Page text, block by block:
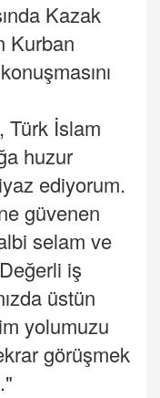
Kazak
Kurban
Türk İslam
huzur
ediyorum.
güvenen
selam ve
iş
üstün
yolumuzu
görüşmek